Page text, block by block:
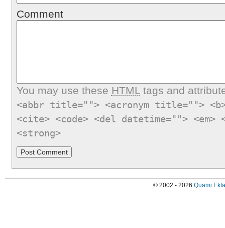
Comment
You may use these HTMLtags and
<abbr title=""> <acronym title="">
<cite> <code> <del datetime="">
<strong>
© 2002 - 2026 Quami